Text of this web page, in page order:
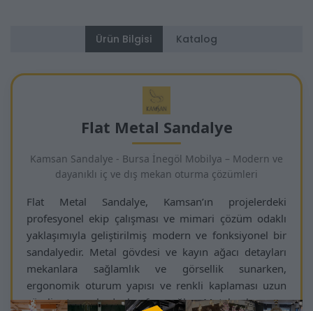
Ürün Bilgisi Katalog
Flat Metal Sandalye
Kamsan Sandalye - Bursa İnegöl Mobilya – Modern ve
dayanıklı iç ve dış mekan oturma çözümleri
Flat Metal Sandalye, Kamsan’ın projelerdeki
profesyonel ekip çalışması ve mimari çözüm odaklı
yaklaşımıyla geliştirilmiş modern ve fonksiyonel bir
sandalyedir. Metal gövdesi ve kayın ağacı detayları
mekanlara sağlamlık ve görsellik sunarken,
ergonomik oturum yapısı ve renkli kaplaması uzun
süreli oturumlarda konfor sağlar. Metal, ahşap ve